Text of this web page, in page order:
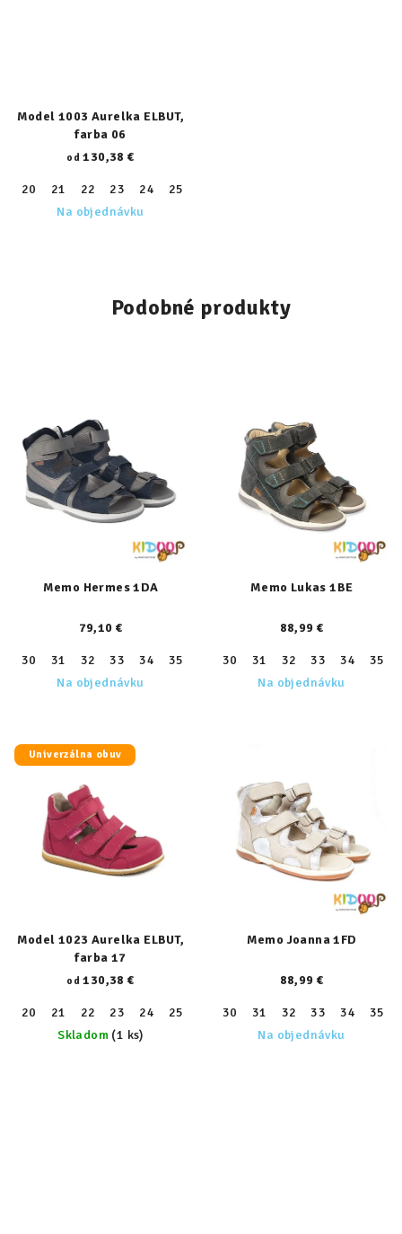
Model 1003 Aurelka ELBUT,
farba 06
od 130,38 €
20 21 22 23 24 25
Na objednávku
Podobné produkty
Memo Hermes 1DA
79,10 €
30 31 32 33 34 35 37
38
Na objednávku
Memo Lukas 1BE
88,99 €
30 31 32 33 34 35
Na objednávku
Univerzálna obuv
Model 1023 Aurelka ELBUT,
farba 17
od 130,38 €
20 21 22 23 24 25 27 28 29 30 31
32
Skladom (1 ks)
Memo Joanna 1FD
88,99 €
30 31 32 33 34 35
Na objednávku